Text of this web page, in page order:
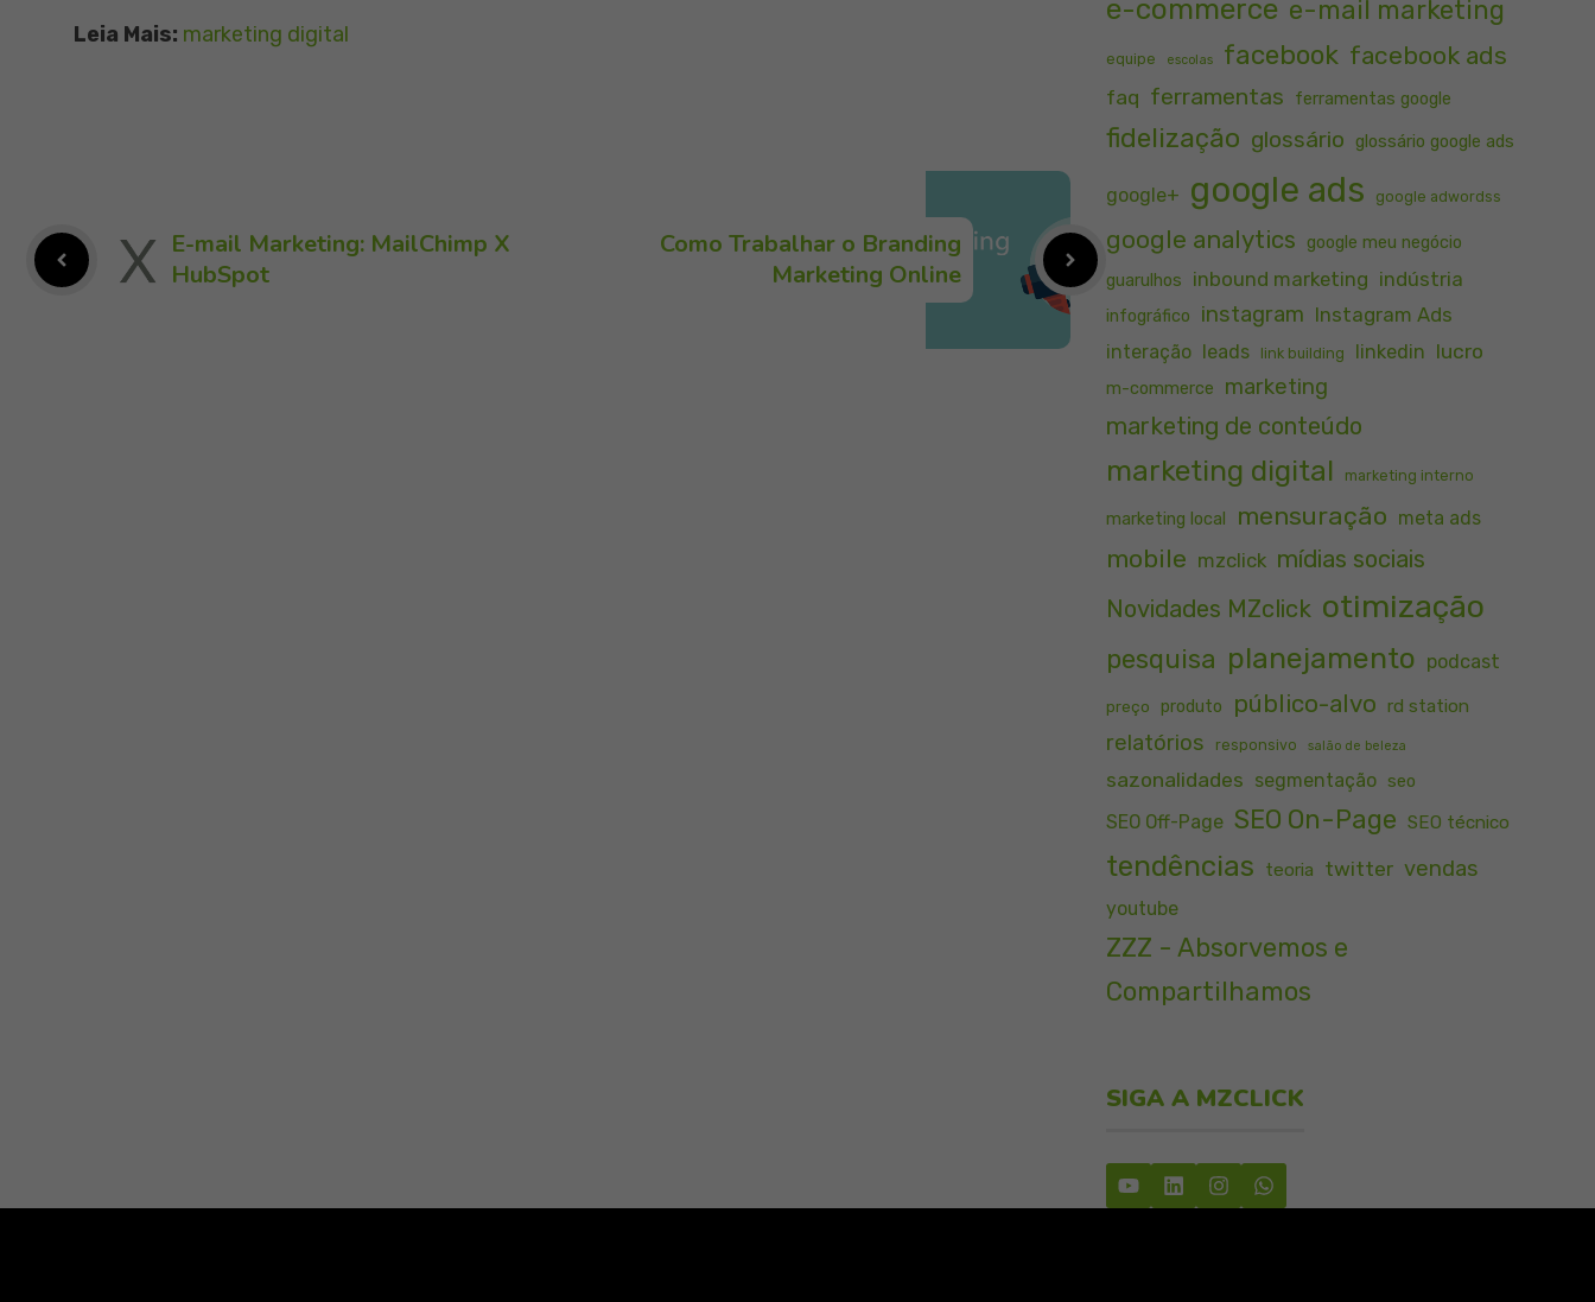
Leia Mais: marketing digital
E-mail Marketing: MailChimp X
HubSpot
Como Trabalhar o Branding
Marketing Online
e-commerce e-mail marketing
equipe escolas facebook facebook ads
faq ferramentas ferramentas google
fidelização glossário glossário google ads
google+ google ads google adwordss
google analytics
google meu negócio
guarulhos
inbound marketing indústria
infográfico instagram Instagram Ads
interação leads link building linkedin lucro
m-commerce marketing
marketing de conteúdo
marketing digital marketing interno
marketing local mensuração meta ads
mobile mzclick mídias sociais
Novidades MZclick otimização
pesquisa planejamento podcast
preço produto público-alvo rd station
relatórios responsivo salão de beleza
sazonalidades segmentação seo
SEO Off-Page SEO On-Page SEO técnico
tendências teoria twitter vendas
youtube
ZZZ - Absorvemos e
Compartilhamos
SIGA A MZCLICK